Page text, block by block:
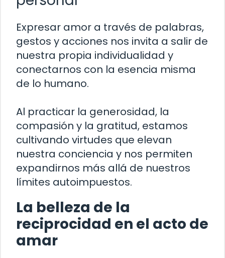
Expresar amor a través de palabras,
gestos y acciones nos invita a salir de
nuestra propia individualidad y
conectarnos con la esencia misma
de lo humano.
Al practicar la generosidad, la
compasión y la gratitud, estamos
cultivando virtudes que elevan
nuestra conciencia y nos permiten
expandirnos más allá de nuestros
límites autoimpuestos.
La belleza de la
reciprocidad en el acto de
amar